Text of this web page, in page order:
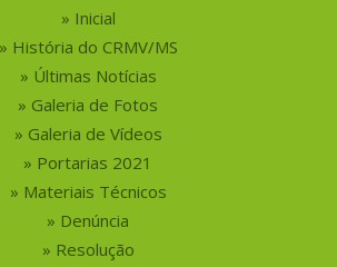
Inicial
História do CRMV/MS
Últimas Notícias
Galeria de Fotos
Galeria de Vídeos
Portarias 2021
Materiais Técnicos
Denúncia
Resolução